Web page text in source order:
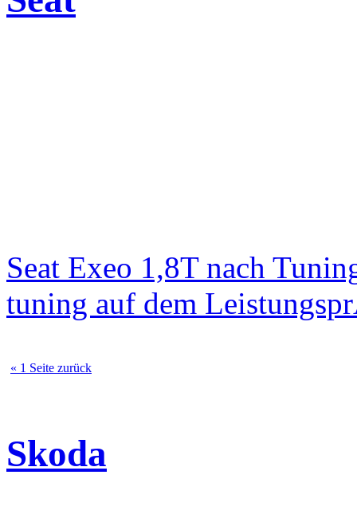
Seat Exeo 1,8T nach
tuning auf dem
« 1 Seite zurück
Skoda